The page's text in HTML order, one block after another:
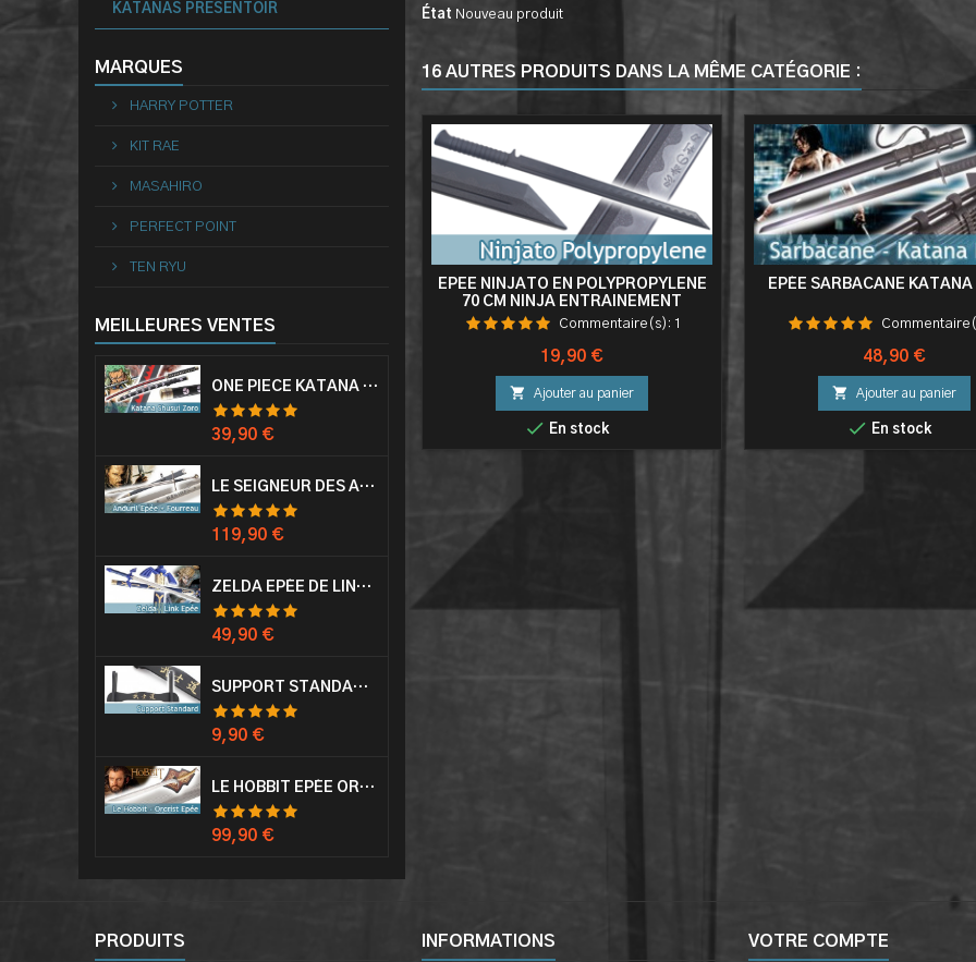
KATANAS PRESENTOIR
MARQUES
HARRY POTTER
KIT RAE
MASAHIRO
PERFECT POINT
TEN RYU
MEILLEURES VENTES
ONE PIECE KATANA ZORO RORONOA SHUSUI EPÉE SABRE ACIER
Prix
39,90 €
LE SEIGNEUR DES ANNEAUX EPÉE ANDURIL ARAGORN
Prix
119,90 €
ZELDA EPÉE DE LINK AVEC FOURREAU MASTER SWORD EPEE
Prix
49,90 €
SUPPORT STANDARD KATANA EPÉE
Prix
9,90 €
LE HOBBIT EPÉE ORCRIST EPÉE DE THORIN SABRE + PLAQUE MURALE EN BOIS
Prix
99,90 €
État Nouveau produit
16 AUTRES PRODUITS DANS LA MÊME CATÉGORIE :
EPEE NINJATO EN POLYPROPYLENE
70 CM NINJA ENTRAINEMENT
COMBAT
Commentaire(s): 1
Prix
19,90 €
 Ajouter au panier
 En stock
EPÉE SARBACANE
Prix
48,90 €
 Ajouter au panier
 En stock
PRODUITS INFORMATIONS VOTRE COMPTE